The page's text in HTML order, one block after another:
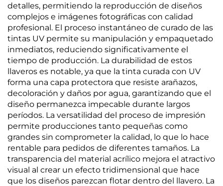
detalles, permitiendo la reproducción de diseños
complejos e imágenes fotográficas con calidad
profesional. El proceso instantáneo de curado de las
tintas UV permite su manipulación y empaquetado
inmediatos, reduciendo significativamente el
tiempo de producción. La durabilidad de estos
llaveros es notable, ya que la tinta curada con UV
forma una capa protectora que resiste arañazos,
decoloración y daños por agua, garantizando que el
diseño permanezca impecable durante largos
períodos. La versatilidad del proceso de impresión
permite producciones tanto pequeñas como
grandes sin comprometer la calidad, lo que lo hace
rentable para pedidos de diferentes tamaños. La
transparencia del material acrílico mejora el atractivo
visual al crear un efecto tridimensional que hace
que los diseños parezcan flotar dentro del llavero. La